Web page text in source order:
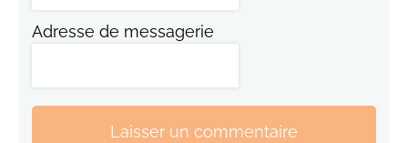
Adresse de messagerie
Laisser un commentaire